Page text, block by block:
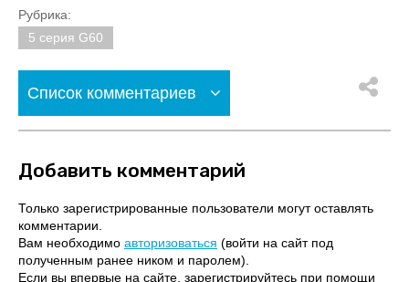
Рубрика:
5 серия G60
Список комментариев
Добавить комментарий
Только зарегистрированные пользователи могут оставлять
комментарии.
Вам необходимо авторизоваться (войти на сайт под
полученным ранее ником и паролем).
Если вы впервые на сайте, зарегистрируйтесь при помощи